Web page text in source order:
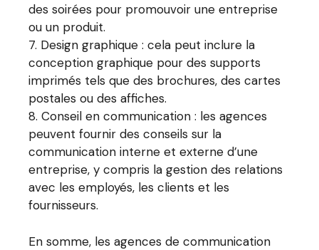
des soirées pour promouvoir une entreprise
ou un produit.
Design graphique : cela peut inclure la
conception graphique pour des supports
imprimés tels que des brochures, des cartes
postales ou des affiches.
Conseil en communication : les agences
peuvent fournir des conseils sur la
communication interne et externe d’une
entreprise, y compris la gestion des relations
avec les employés, les clients et les
fournisseurs.
En somme, les agences de communication